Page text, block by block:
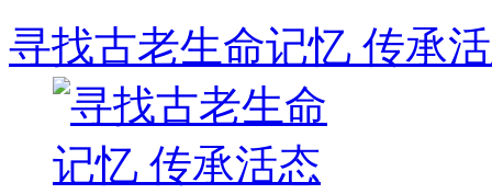
寻找古老生命记忆 传承